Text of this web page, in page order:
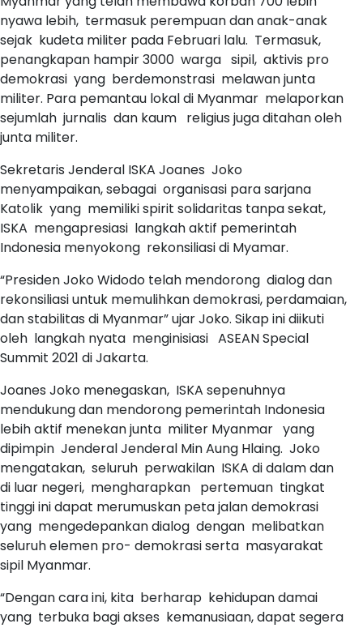
nyawa lebih, termasuk perempuan dan anak-anak
sejak kudeta militer pada Februari lalu. Termasuk,
penangkapan hampir 3000 warga sipil, aktivis pro
demokrasi yang berdemonstrasi melawan junta
militer. Para pemantau lokal di Myanmar melaporkan
sejumlah jurnalis dan kaum religius juga ditahan oleh
junta militer.
Sekretaris Jenderal ISKA Joanes Joko
menyampaikan, sebagai organisasi para sarjana
Katolik yang memiliki spirit solidaritas tanpa sekat,
ISKA mengapresiasi langkah aktif pemerintah
Indonesia menyokong rekonsiliasi di Myamar.
“Presiden Joko Widodo telah mendorong dialog dan
rekonsiliasi untuk memulihkan demokrasi, perdamaian,
dan stabilitas di Myanmar” ujar Joko. Sikap ini diikuti
oleh langkah nyata menginisiasi ASEAN Special
Summit 2021 di Jakarta.
Joanes Joko menegaskan, ISKA sepenuhnya
mendukung dan mendorong pemerintah Indonesia
lebih aktif menekan junta militer Myanmar yang
dipimpin Jenderal Jenderal Min Aung Hlaing. Joko
mengatakan, seluruh perwakilan ISKA di dalam dan
di luar negeri, mengharapkan pertemuan tingkat
tinggi ini dapat merumuskan peta jalan demokrasi
yang mengedepankan dialog dengan melibatkan
seluruh elemen pro- demokrasi serta masyarakat
sipil Myanmar.
“Dengan cara ini, kita berharap kehidupan damai
yang terbuka bagi akses kemanusiaan, dapat segera